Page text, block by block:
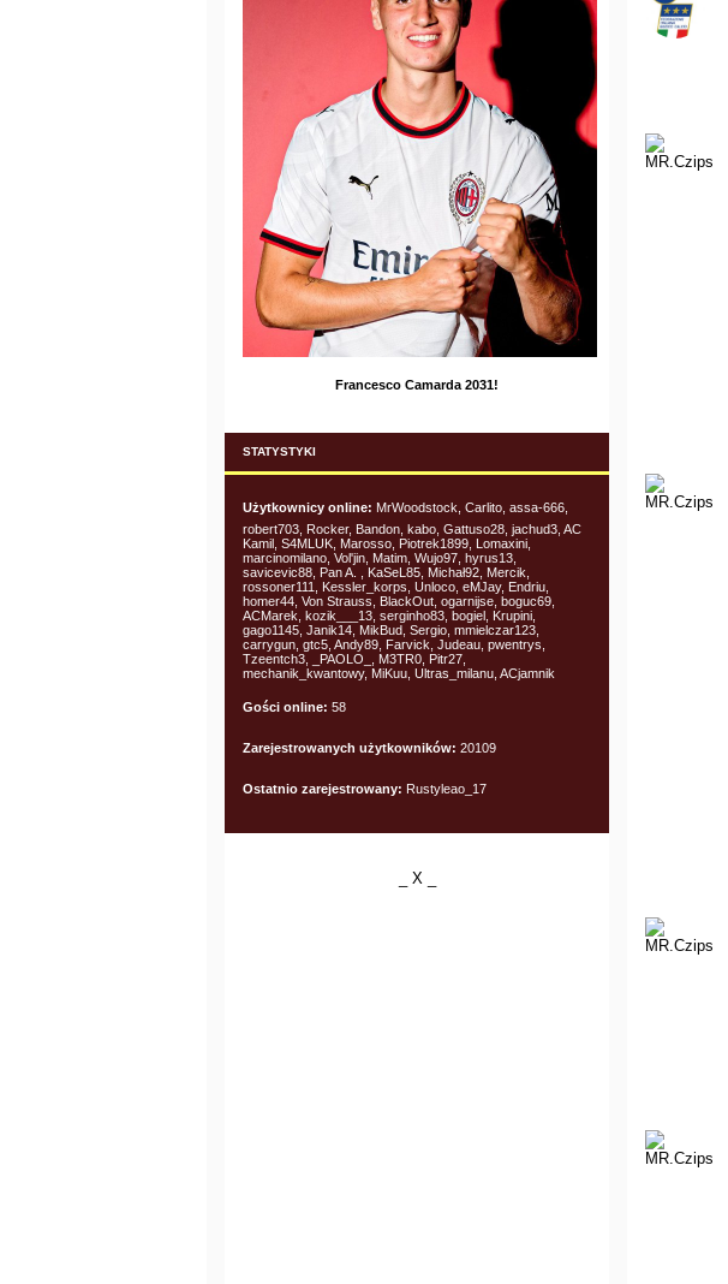
Francesco Camarda 2031!
STATYSTYKI
Użytkownicy online: MrWoodstock, Carlito, assa-666,
robert703, Rocker, Bandon, kabo, Gattuso28, jachud3, AC
Kamil, S4MLUK, Marosso, Piotrek1899, Lomaxini,
marcinomilano, Vol'jin, Matim, Wujo97, hyrus13,
savicevic88, Pan A. , KaSeL85, Michał92, Mercik,
rossoner111, Kessler_korps, Unloco, eMJay, Endriu,
homer44, Von Strauss, BlackOut, ogarnijse, boguc69,
ACMarek, kozik___13, serginho83, bogiel, Krupini,
gago1145, Janik14, MikBud, Sergio, mmielczar123,
carrygun, gtc5, Andy89, Farvick, Judeau, pwentrys,
Tzeentch3, _PAOLO_, M3TR0, Pitr27,
mechanik_kwantowy, MiKuu, Ultras_milanu, ACjamnik
Gości online: 58
Zarejestrowanych użytkowników: 20109
Ostatnio zarejestrowany: Rustyleao_17
_ X _